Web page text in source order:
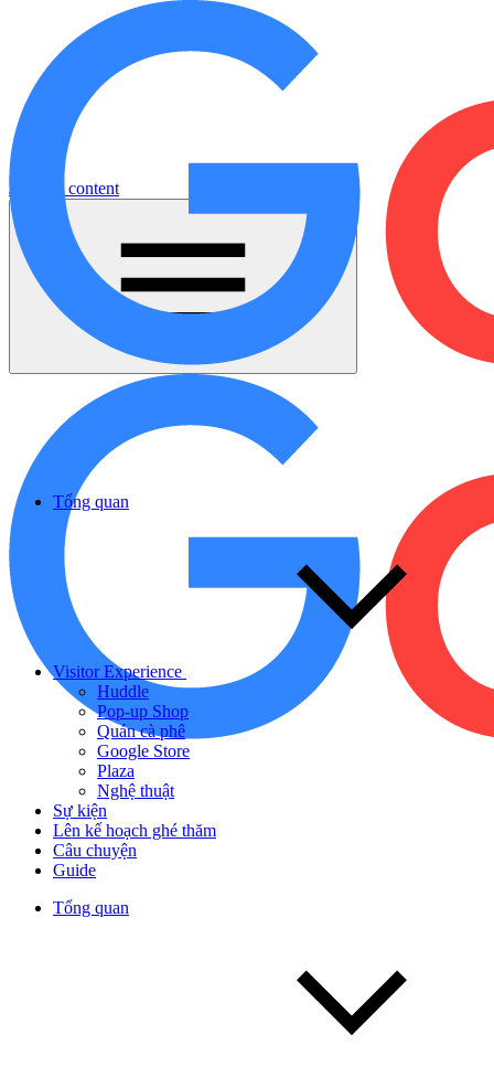
Jump to content
Tổng quan
Visitor Experience
Huddle
Pop-up Shop
Quán cà phê
Google Store
Plaza
Nghệ thuật
Sự kiện
Lên kế hoạch ghé thăm
Câu chuyện
Guide
Tổng quan